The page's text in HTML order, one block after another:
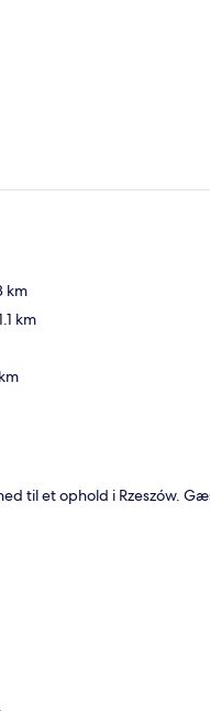
km
km
til et ophold i Rzeszów.